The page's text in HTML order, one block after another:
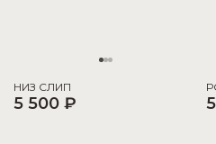
НИЗ СЛИП
5 500 ₽